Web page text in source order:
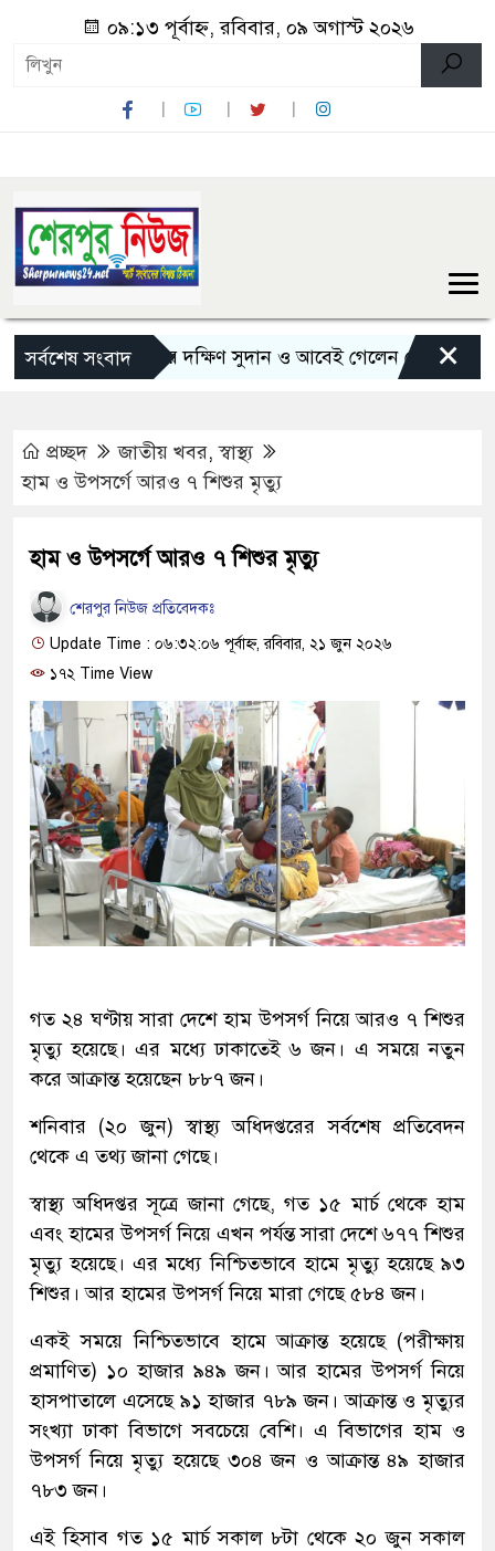
০৯:১৩ পূর্বাহ্ন, রবিবার, ০৯ অগাস্ট ২০২৬
সর্বশেষ সংবাদ
৫ দিনের সফরে দক্ষিণ সুদান ও আবেই গেলেন সেনাপ্রধান ×
প্রচ্ছদ জাতীয় খবর,স্বাস্থ্য
হাম ও উপসর্গে আরও ৭ শিশুর মৃত্যু
হাম ও উপসর্গে আরও ৭ শিশুর মৃত্যু
শেরপুর নিউজ প্রতিবেদকঃ
Update Time : ০৬:৩২:০৬ পূর্বাহ্ন, রবিবার, ২১ জুন ২০২৬
১৭২ Time View
গত ২৪ ঘণ্টায় সারা দেশে হাম উপসর্গ নিয়ে আরও ৭ শিশুর
মৃত্যু হয়েছে। এর মধ্যে ঢাকাতেই ৬ জন। এ সময়ে নতুন
করে আক্রান্ত হয়েছেন ৮৮৭ জন।
শনিবার (২০ জুন) স্বাস্থ্য অধিদপ্তরের সর্বশেষ প্রতিবেদন
থেকে এ তথ্য জানা গেছে।
স্বাস্থ্য অধিদপ্তর সূত্রে জানা গেছে, গত ১৫ মার্চ থেকে হাম
এবং হামের উপসর্গ নিয়ে এখন পর্যন্ত সারা দেশে ৬৭৭ শিশুর
মৃত্যু হয়েছে। এর মধ্যে নিশ্চিতভাবে হামে মৃত্যু হয়েছে ৯৩
শিশুর। আর হামের উপসর্গ নিয়ে মারা গেছে ৫৮৪ জন।
একই সময়ে নিশ্চিতভাবে হামে আক্রান্ত হয়েছে (পরীক্ষায়
প্রমাণিত) ১০ হাজার ৯৪৯ জন। আর হামের উপসর্গ নিয়ে
হাসপাতালে এসেছে ৯১ হাজার ৭৮৯ জন। আক্রান্ত ও মৃত্যুর
সংখ্যা ঢাকা বিভাগে সবচেয়ে বেশি। এ বিভাগের হাম ও
উপসর্গ নিয়ে মৃত্যু হয়েছে ৩০৪ জন ও আক্রান্ত ৪৯ হাজার
৭৮৩ জন।
এই হিসাব গত ১৫ মার্চ সকাল ৮টা থেকে ২০ জুন সকাল